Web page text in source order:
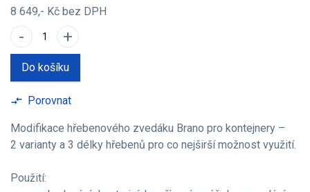
8 649,- Kč bez DPH
- +
Do košíku
compare_arrows Porovnat
Modifikace hřebenového zvedáku Brano pro kontejnery –
2 varianty a 3 délky hřebenů pro co nejširší možnost využití.
Použití: